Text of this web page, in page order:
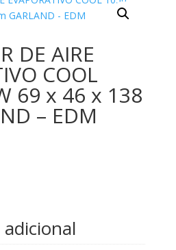
DE AIRE
COOL
69 x 46 x 138
– EDM